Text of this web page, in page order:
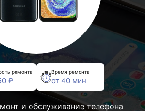
ремонта
₽
Время ремонта
от 40 мин
и обслуживание телефона